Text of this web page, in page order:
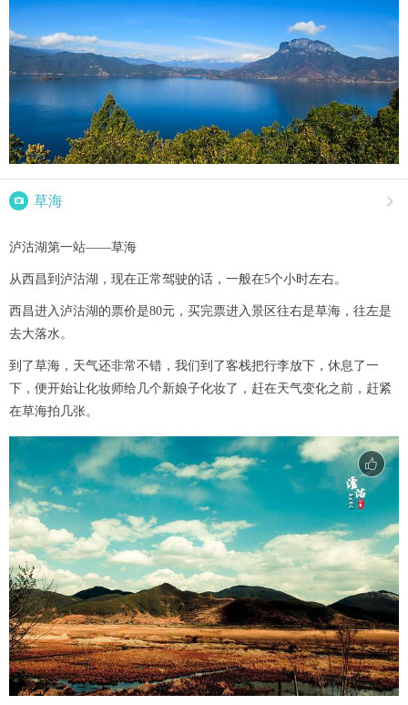
 草海 
泸沽湖第一站——草海
从西昌到泸沽湖，现在正常驾驶的话，一般在5个小时左右。
西昌进入泸沽湖的票价是80元，买完票进入景区往右是草海，往左是
去大落水。
到了草海，天气还非常不错，我们到了客栈把行李放下，休息了一
下，便开始让化妆师给几个新娘子化妆了，赶在天气变化之前，赶紧
在草海拍几张。